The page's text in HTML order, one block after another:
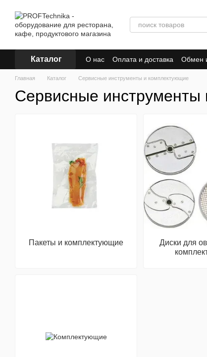
Каталог О нас Оплата и доставка Обмен
Главная Каталог Сервисные инструменты и комплектующие
Сервисные
Пакеты и комплектующие
Диски для